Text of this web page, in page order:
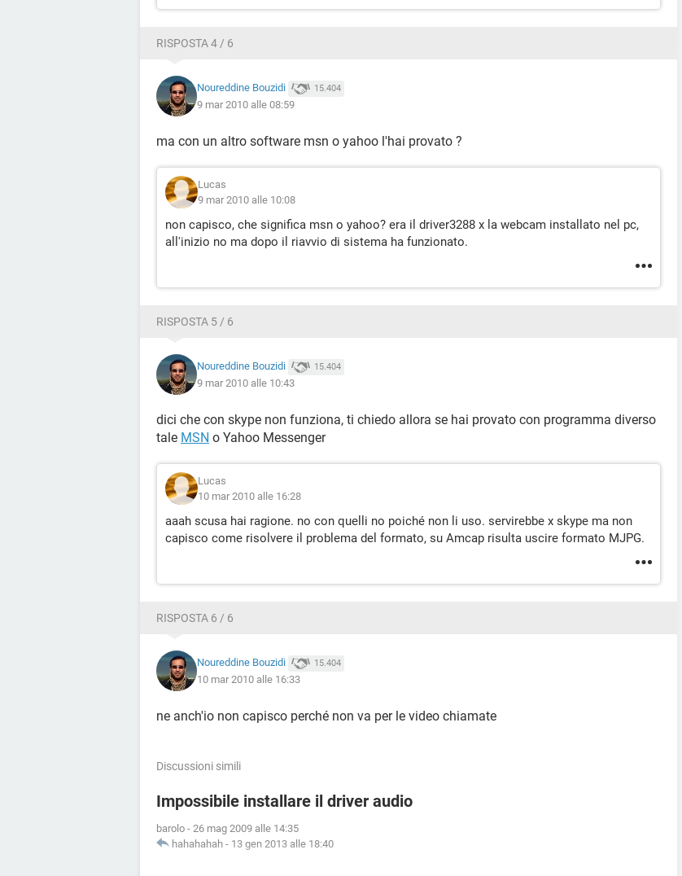
RISPOSTA 4 / 6
Noureddine Bouzidi 15.404
9 mar 2010 alle 08:59
ma con un altro software msn o yahoo l'hai provato ?
Lucas
9 mar 2010 alle 10:08
non capisco, che significa msn o yahoo? era il driver3288 x la webcam installato nel pc,
all'inizio no ma dopo il riavvio di sistema ha funzionato.
RISPOSTA 5 / 6
Noureddine Bouzidi 15.404
9 mar 2010 alle 10:43
dici che con skype non funziona, ti chiedo allora se hai provato con programma diverso
tale MSN o Yahoo Messenger
Lucas
10 mar 2010 alle 16:28
aaah scusa hai ragione. no con quelli no poiché non li uso. servirebbe x skype ma non
capisco come risolvere il problema del formato, su Amcap risulta uscire formato MJPG.
RISPOSTA 6 / 6
Noureddine Bouzidi 15.404
10 mar 2010 alle 16:33
ne anch'io non capisco perché non va per le video chiamate
Discussioni simili
Impossibile installare il driver audio
barolo - 26 mag 2009 alle 14:35
hahahahah - 13 gen 2013 alle 18:40